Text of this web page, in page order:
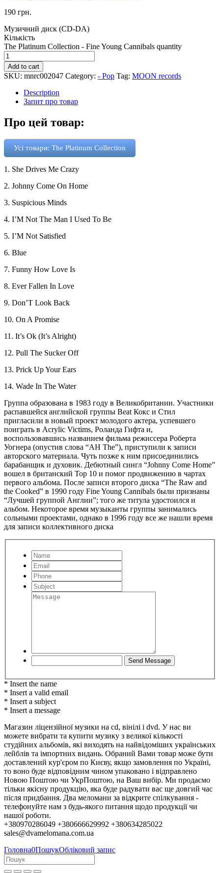
190 грн.
Музичний диск (CD-DA)
Кількість
The Platinum Collection - Fine Young Cannibals quantity
Add to cart
SKU: mnrc002047 Category: - Pop Tag: MOON records
Description
Запит про товар
Про цей товар:
Усі товари: The Platinum Collection
1. She Drives Me Crazy
2. Johnny Come On Home
3. Suspicious Minds
4. I’M Not The Man I Used To Be
5. I’M Not Satisfied
6. Blue
7. Funny How Love Is
8. Ever Fallen In Love
9. Don’T Look Back
10. On A Promise
11. It’s Ok (It’s Alright)
12. Pull The Sucker Off
13. Prick Up Your Ears
14. Wade In The Water
Группа образована в 1983 году в Великобритании. Участники
распавшейся английской группы Beat Кокс и Стил
пригласили в новый проект молодого актера, успевшего
поиграть в Acrylic Victims, Роланда Гифта и,
воспользовавшись названием фильма режиссера Роберта
Уогнера (опустив слова “АН The”), приступили к записи
авторского материала. Чуть позже к ним присоединились
барабанщик и духовик. Дебютный сингл “Johnny Come Home”
вошел в британский Тор 10 и помог продвижению в чартах
первого альбома. После записи второго диска “The Raw and
the Cooked” в 1990 году Fine Young Cannibals были признаны
“Лучшей группой Англии”; того же титула удостоился и
альбом. Некоторое время музыканты группы занимались
сольными проектами, однако в 1996 году все же нашли время
для записи коллективного диска
* Insert the name
* Insert a valid email
* Insert a subject
* Insert a message
Магазин ліцензійної музики на cd, вінілі і dvd. У нас ви
можете вибрати та купити музику з великої кількості
студійних альбомів, які виходять на найвідоміших українських
лейблів та імпортних видань. Обраний Вами товар може бути
доставлений кур'єром по Києву, якщо замовлення по Україні,
то воно буде відповідним чином упаковано і відправлено
Новою Поштою чи УкрПоштою, на Ваш вибір. Ми продаємо
тільки якісну продукцію, яка буде радувати вас ще довгий час
після придбання. Два меломани за відкрите спілкування -
телефонуйте нам з будь-якого питання щодо продукції чи
нашої роботи.
+380970286049 +380666629992 +380634285022
sales@dvamelomana.com.ua
Головна0ПошукОбліковий запис